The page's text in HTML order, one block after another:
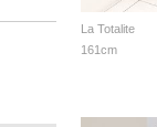
La Totalite
161cm